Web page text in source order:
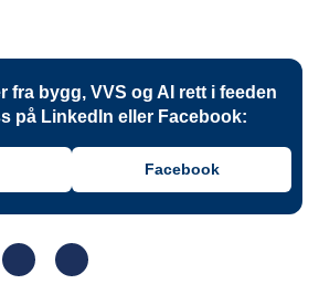
fra bygg, VVS og AI rett i feeden
på LinkedIn eller Facebook:
Facebook